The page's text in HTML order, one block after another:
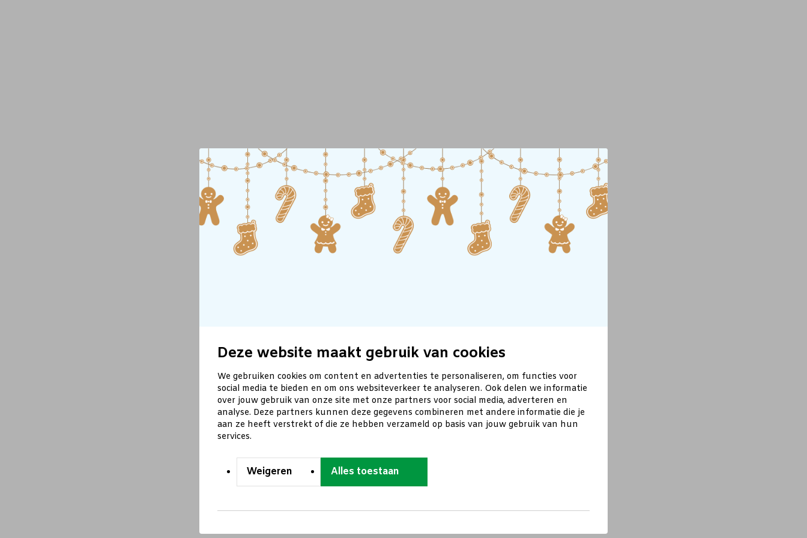
Deze website maakt gebruik van cookies
We gebruiken cookies om content en advertenties te personaliseren, om functies voor
social media te bieden en om ons websiteverkeer te analyseren. Ook delen we informatie
over jouw gebruik van onze site met onze partners voor social media, adverteren en
analyse. Deze partners kunnen deze gegevens combineren met andere informatie die je
aan ze heeft verstrekt of die ze hebben verzameld op basis van jouw gebruik van hun
services.
Weigeren Alles toestaan